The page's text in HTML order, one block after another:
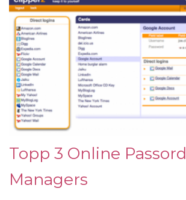
Topp 3 Online Passord
Managers